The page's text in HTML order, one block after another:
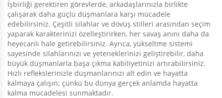
İşbirliği gerektiren görevlerde, arkadaşlarınızla birlikte
çalışarak daha güçlü düşmanlara karşı mücadele
edebilirsiniz. Çeşitli silahlar ve dövüş stilleri arasından seçim
yaparak karakterinizi özelleştirirken, her savaş anını daha da
heyecanlı hale getirebilirsiniz. Ayrıca, yükseltme sistemi
sayesinde silahlarınızı ve yeteneklerinizi geliştirebilir, daha
büyük düşmanlarla başa çıkma kabiliyetinizi artırabilirsiniz.
Hızlı reflekslerinizle düşmanlarınızı alt edin ve hayatta
kalmaya çalışın; çünkü bu dünya gerçek anlamda hayatta
kalma mücadelesi sunmaktadır.